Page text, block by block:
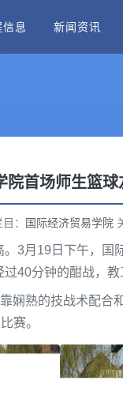
信息 新闻资讯
院首场师生篮
： 国际经济贸易学院
。3月19日下午，国
40分钟的酣战，
娴熟的技战术配
赛。